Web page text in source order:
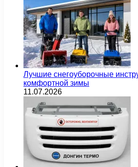
Лучшие снегоуборочные
комфортной зимы
11.07.2026